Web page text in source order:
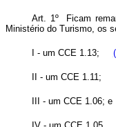
Art. 1º Ficam
Ministério do Turismo, os
I - um CCE 1.13;
II - um CCE 1.11;
III - um CCE 1.06;